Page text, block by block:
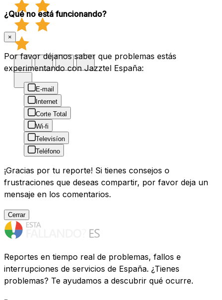
¿Qué no está funcionando?
×
Por favor déjanos saber que problemas estás
experimentando con Jazztel España:
E-mail
Internet
Corte Total
Wi-fi
Televisíon
Teléfono
¡Gracias por tu reporte! Si tienes consejos o
frustraciones que deseas compartir, por favor deja un
mensaje en los comentarios.
Cerrar
Reportes en tiempo real de problemas, fallos e
interrupciones de servicios de España. ¿Tienes
problemas? Te ayudamos a descubrir qué ocurre.